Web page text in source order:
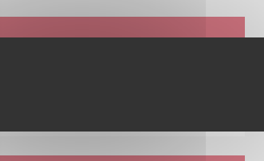
sur l'addition pour 2 personnes,
boissons.